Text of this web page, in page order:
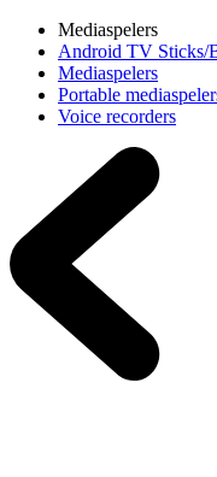
Mediaspelers
Android TV Sticks/
Mediaspelers
Portable
Voice recorders